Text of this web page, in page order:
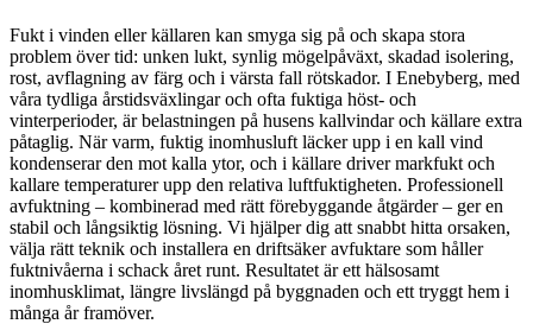
Fukt i vinden eller källaren kan smyga sig på och skapa stora
problem över tid: unken lukt, synlig mögelpåväxt, skadad isolering,
rost, avflagning av färg och i värsta fall rötskador. I Enebyberg, med
våra tydliga årstidsväxlingar och ofta fuktiga höst- och
vinterperioder, är belastningen på husens kallvindar och källare extra
påtaglig. När varm, fuktig inomhusluft läcker upp i en kall vind
kondenserar den mot kalla ytor, och i källare driver markfukt och
kallare temperaturer upp den relativa luftfuktigheten. Professionell
avfuktning – kombinerad med rätt förebyggande åtgärder – ger en
stabil och långsiktig lösning. Vi hjälper dig att snabbt hitta orsaken,
välja rätt teknik och installera en driftsäker avfuktare som håller
fuktnivåerna i schack året runt. Resultatet är ett hälsosamt
inomhusklimat, längre livslängd på byggnaden och ett tryggt hem i
många år framöver.